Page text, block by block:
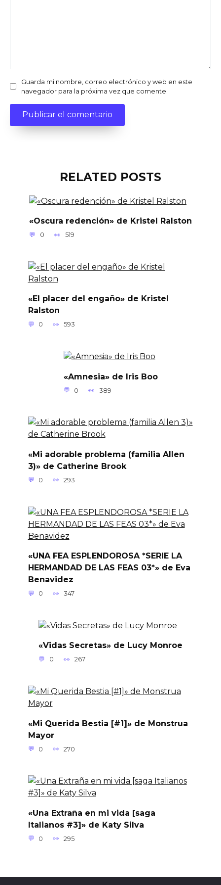
Guarda mi nombre, correo electrónico y web en este
navegador para la próxima vez que comente.
RELATED POSTS
«Oscura redención» de Kristel Ralston
0 519
«El placer del engaño» de Kristel
Ralston
0 593
«Amnesia» de Iris Boo
0 389
«Mi adorable problema (familia Allen
3)» de Catherine Brook
0 293
«UNA FEA ESPLENDOROSA *SERIE LA
HERMANDAD DE LAS FEAS 03*» de Eva
Benavidez
0 347
«Vidas Secretas» de Lucy Monroe
0 267
«Mi Querida Bestia [#1]» de Monstrua
Mayor
0 270
«Una Extraña en mi vida [saga
Italianos #3]» de Katy Silva
0 295